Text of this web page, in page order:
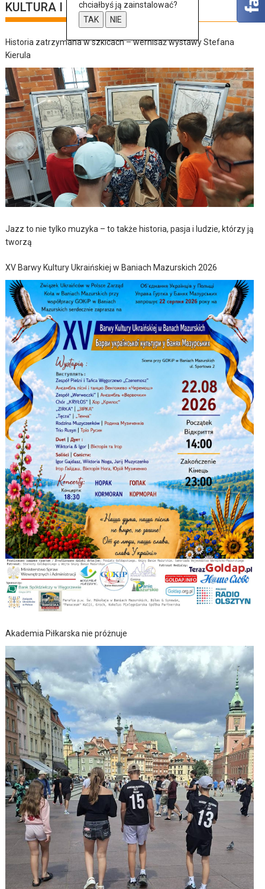
KULTURA I SZTUKA
Historia zatrzymana w szkicach – wernisaż wystawy Stefana
Kierula
Jazz to nie tylko muzyka – to także historia, pasja i ludzie, którzy ją
tworzą
XV Barwy Kultury Ukraińskiej w Baniach Mazurskich 2026
Akademia Piłkarska nie próżnuje
chciałbyś ją zainstalować?
TAK
NIE